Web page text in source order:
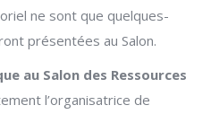
ne sont que quelques-
présentées au Salon.
au Salon des Ressources
l’organisatrice de